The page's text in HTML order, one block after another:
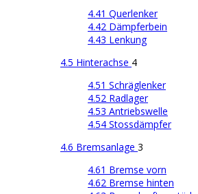
4.41 Querlenker
4.42 Dämpferbein
4.43 Lenkung
4.5 Hinterachse 4
4.51 Schräglenker
4.52 Radlager
4.53 Antriebswelle
4.54 Stossdämpfer
4.6 Bremsanlage 3
4.61 Bremse vorn
4.62 Bremse hinten